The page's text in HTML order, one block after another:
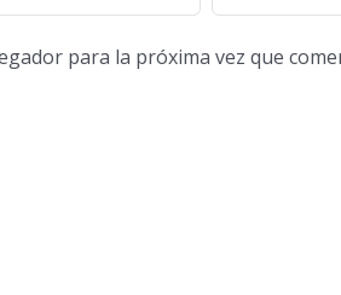
para la próxima vez que